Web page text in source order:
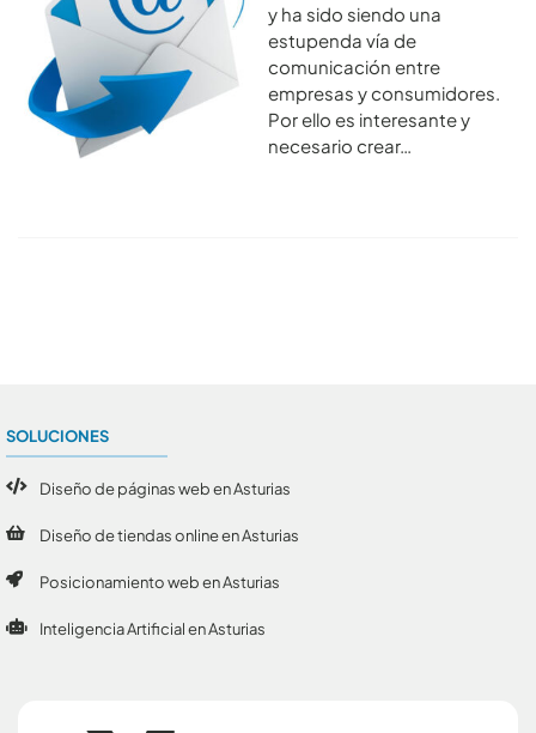
y ha sido siendo una
estupenda vía de
comunicación entre
empresas y consumidores.
Por ello es interesante y
necesario crear…
SOLUCIONES
Diseño de páginas web en Asturias
Diseño de tiendas online en Asturias
Posicionamiento web en Asturias
Inteligencia Artificial en Asturias